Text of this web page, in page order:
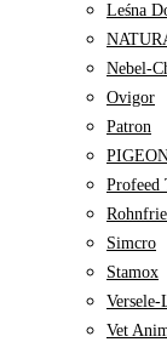
Leśna
Nebel-
Ovigor
Patron
Profeed
Simcro
Stamox
Versele-
Vet